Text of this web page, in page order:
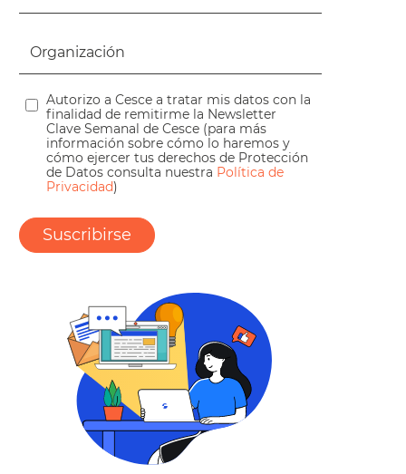
Autorizo a Cesce a tratar mis datos con la
finalidad de remitirme la Newsletter
Clave Semanal de Cesce (para más
información sobre cómo lo haremos y
cómo ejercer tus derechos de Protección
de Datos consulta nuestra Política de
Privacidad)